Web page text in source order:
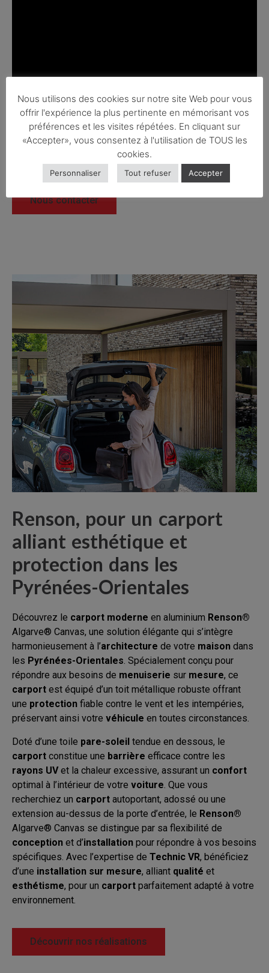
Nous contacter
Renson, pour un carport
alliant esthétique et
protection dans les
Pyrénées-Orientales
Découvrez le carport moderne en aluminium Renson®
Algarve® Canvas, une solution élégante qui s’intègre
harmonieusement à l’architecture de votre maison dans
les Pyrénées-Orientales. Spécialement conçu pour
répondre aux besoins de menuiserie sur mesure, ce
carport est équipé d’un toit métallique robuste offrant
une protection fiable contre le vent et les intempéries,
préservant ainsi votre véhicule en toutes circonstances.
Doté d’une toile pare-soleil tendue en dessous, le
carport constitue une barrière efficace contre les
rayons UVet la chaleur excessive, assurant un confort
optimal à l’intérieur de votre voiture . Que vous
recherchiez un carport autoportant, adossé ou une
extension au-dessus de la porte d’entrée, le Renson®
Algarve® Canvas se distingue par sa flexibilité de
conception et d’installation pour répondre à vos besoins
spécifiques. Avec l’expertise de Technic VR, bénéficiez
d’une installation sur mesure, alliant qualité et
esthétisme, pour un carport parfaitement adapté à votre
environnement.
Découvrir nos réalisations
Nous utilisons des cookies sur notre site Web pour vous
offrir l'expérience la plus pertinente en mémorisant vos
préférences et les visites répétées. En cliquant sur
«Accepter», vous consentez à l'utilisation de TOUS les
cookies.
Personnaliser Tout refuser Accepter